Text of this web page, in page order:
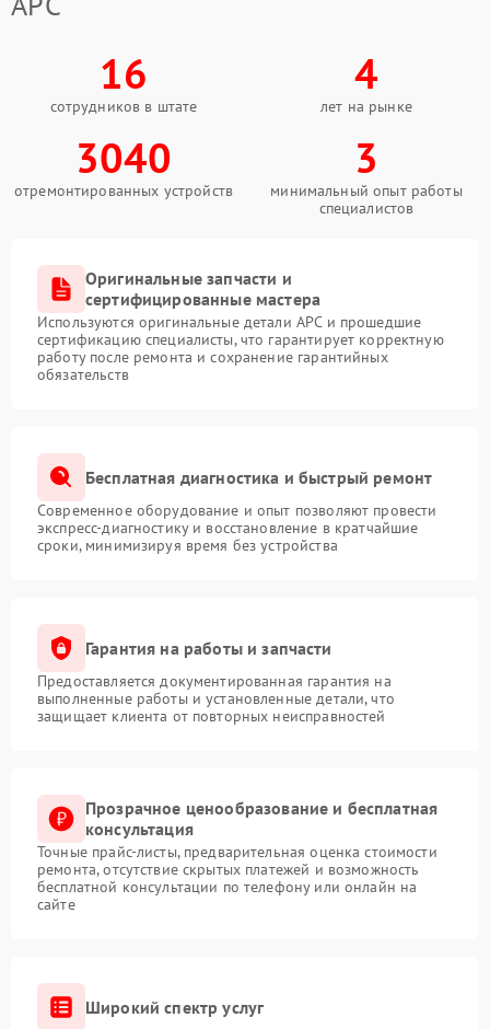
16
сотрудников в штате
4
лет на рынке
3040
отремонтированных устройств
3
минимальный опыт работы
специалистов
Оригинальные запчасти и
сертифицированные мастера
Используются оригинальные детали APC и прошедшие
сертификацию специалисты, что гарантирует корректную
работу после ремонта и сохранение гарантийных
обязательств
Бесплатная диагностика и быстрый ремонт
Современное оборудование и опыт позволяют провести
экспресс-диагностику и восстановление в кратчайшие
сроки, минимизируя время без устройства
Гарантия на работы и запчасти
Предоставляется документированная гарантия на
выполненные работы и установленные детали, что
защищает клиента от повторных неисправностей
Прозрачное ценообразование и бесплатная
консультация
Точные прайс-листы, предварительная оценка стоимости
ремонта, отсутствие скрытых платежей и возможность
бесплатной консультации по телефону или онлайн на
сайте
Широкий спектр услуг